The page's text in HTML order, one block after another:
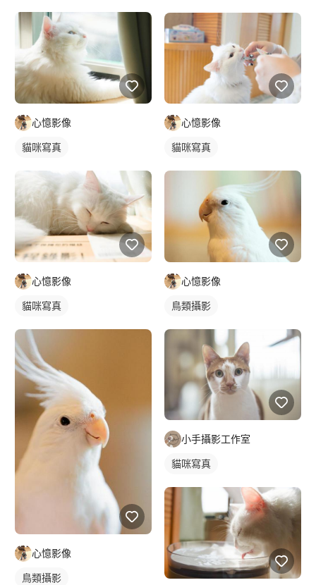
心憶影像
貓咪寫真
心憶影像
貓咪寫真
心憶影像
鳥類攝影
心憶影像
貓咪寫真
心憶影像
鳥類攝影
小手攝影工作室
貓咪寫真